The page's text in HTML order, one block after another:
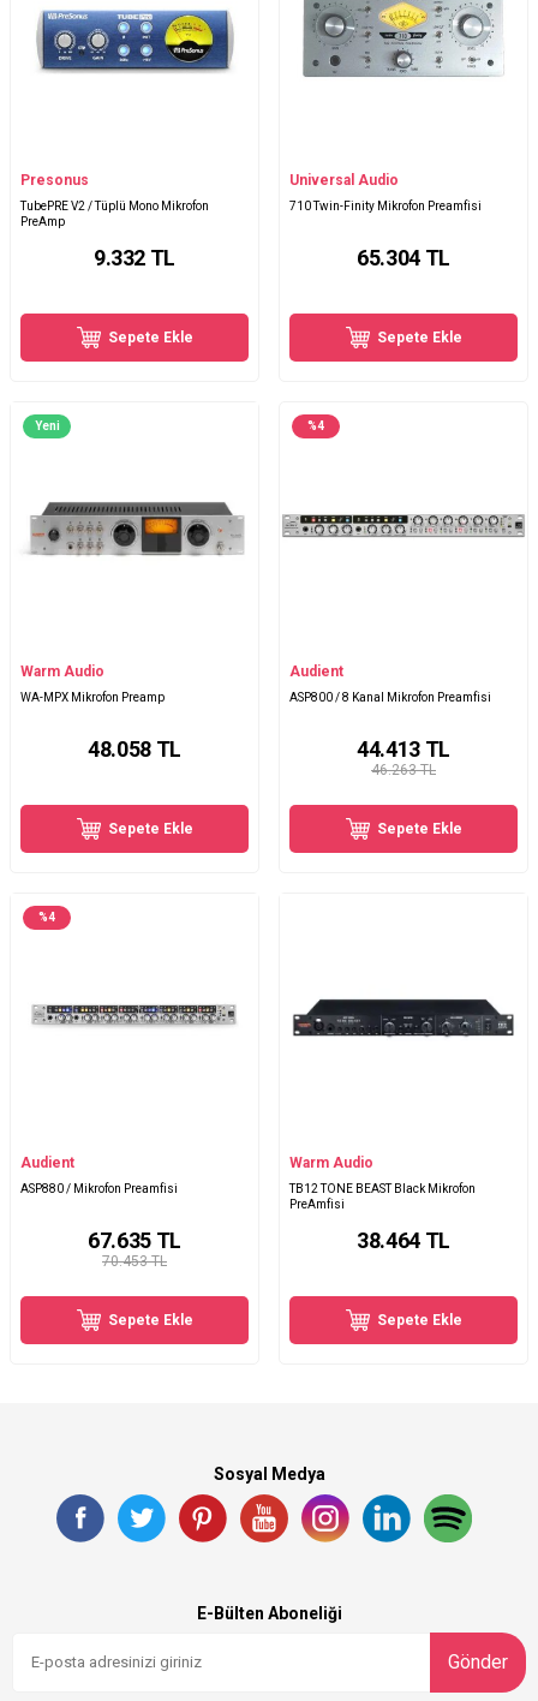
Presonus
TubePRE V2 / Tüplü Mono Mikrofon
PreAmp
9.332 TL
Sepete Ekle
Universal Audio
710 Twin-Finity Mikrofon Preamfisi
65.304TL
Sepete Ekle
Yeni
Warm Audio
WA-MPX Mikrofon Preamp
48.058TL
Sepete Ekle
%4
Audient
ASP800 / 8 Kanal Mikrofon Preamfisi
46.263 TL
44.413TL
Sepete Ekle
%4
Audient
ASP880 / Mikrofon Preamfisi
70.453 TL
67.635TL
Sepete Ekle
Warm Audio
TB12 TONE BEAST Black Mikrofon
PreAmfisi
38.464TL
Sepete Ekle
Sosyal Medya
E-Bülten Aboneliği
Gönder